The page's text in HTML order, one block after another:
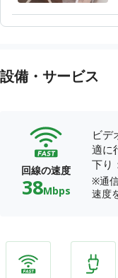
設備・サービス
回線の速度
38Mbps
ビデ
適に
下り
※通
速度